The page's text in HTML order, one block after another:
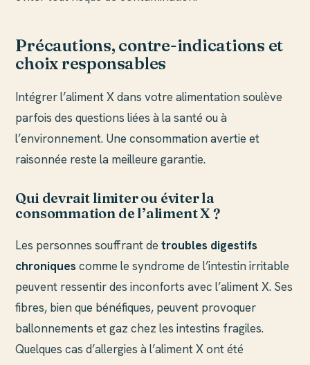
Précautions, contre-indications et
choix responsables
Intégrer l’aliment X dans votre alimentation soulève
parfois des questions liées à la santé ou à
l’environnement. Une consommation avertie et
raisonnée reste la meilleure garantie.
Qui devrait limiter ou éviter la
consommation de l’aliment X ?
Les personnes souffrant detroubles digestifs
chroniques comme le syndrome de l’intestin irritable
peuvent ressentir des inconforts avec l’aliment X. Ses
fibres, bien que bénéfiques, peuvent provoquer
ballonnements et gaz chez les intestins fragiles.
Quelques cas d’allergies à l’aliment X ont été